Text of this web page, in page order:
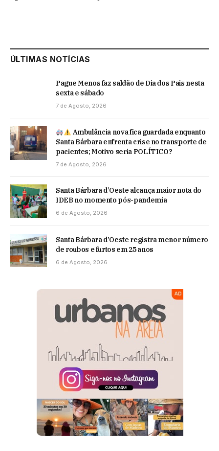
ÚLTIMAS NOTÍCIAS
Pague Menos faz saldão de Dia dos Pais nesta
sexta e sábado
7 de Agosto, 2026
Ambulância nova fica guardada enquanto
Santa Bárbara enfrenta crise no transporte de
pacientes; Motivo seria POLÍTICO?
7 de Agosto, 2026
Santa Bárbara d’Oeste alcança maior nota do
IDEB no momento pós-pandemia
6 de Agosto, 2026
Santa Bárbara d’Oeste registra menor número
de roubos e furtos em 25 anos
6 de Agosto, 2026